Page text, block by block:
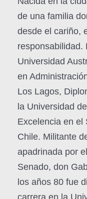
de una familia
desde el cariño,
responsabilidad.
Universidad
en
Los Lagos,
la Universidad
Excelencia en el
Chile. Militante
apadrinada por
Senado, don
los años 80 fue
carrera en la